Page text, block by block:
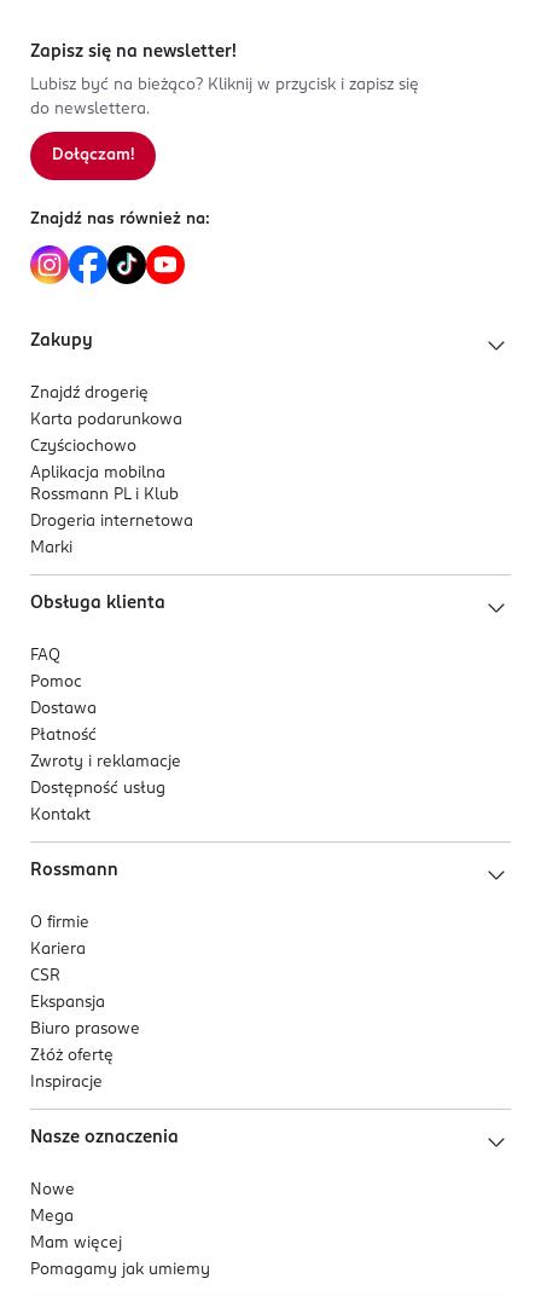
Zapisz się na newsletter!
Lubisz być na bieżąco? Kliknij w przycisk i zapisz się
do newslettera.
Dołączam!
Znajdź nas również na:
Zakupy
Znajdź drogerię
Karta podarunkowa
Czyściochowo
Aplikacja mobilna
Rossmann PL i Klub
Drogeria internetowa
Marki
Obsługa klienta
FAQ
Pomoc
Dostawa
Płatność
Zwroty i reklamacje
Dostępność usług
Kontakt
Rossmann
O firmie
Kariera
CSR
Ekspansja
Biuro prasowe
Złóż ofertę
Inspiracje
Nasze oznaczenia
Nowe
Mega
Mam więcej
Pomagamy jak umiemy